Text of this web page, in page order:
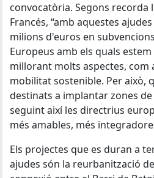
convocatòria. Segons recorda
Francés, “amb aquestes
milions d'euros en
Europeus amb els quals
millorant molts aspectes, com
mobilitat sostenible. Per això,
destinats a implantar zones
seguint així les directrius
més amables, més
Els projectes que es duran a
ajudes són la reurbanització